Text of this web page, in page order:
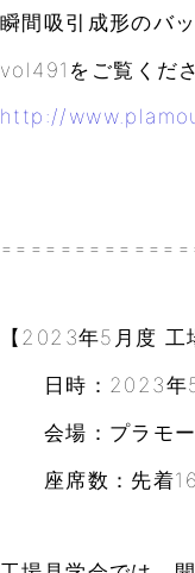
瞬間吸引成形のバ
vol491をご覧くださ
http://
【2023年5月度 工
日時：2023年5
会場：プラモー
座席数：先着